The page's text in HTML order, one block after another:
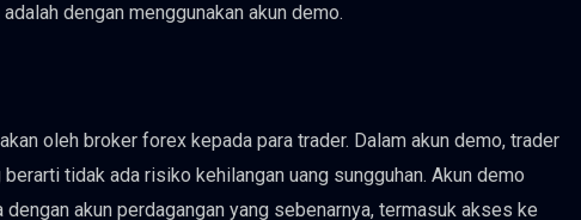
dengan menggunakan akun demo.
oleh broker forex kepada para trader. Dalam akun demo, trader
tidak ada risiko kehilangan uang sungguhan. Akun demo
akun perdagangan yang sebenarnya, termasuk akses ke